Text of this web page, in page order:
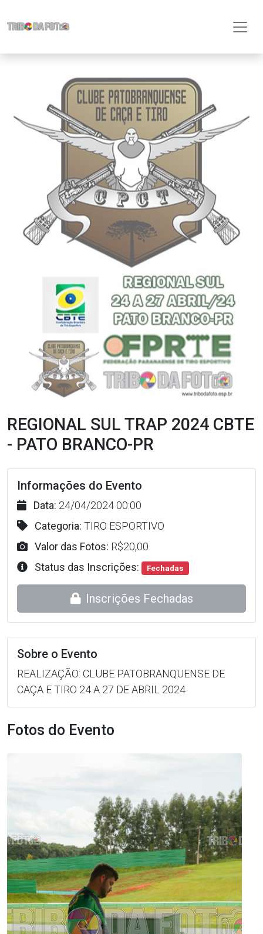
REGIONAL SUL TRAP 2024 CBTE
- PATO BRANCO-PR
Informações do Evento
Data: 24/04/2024 00:00
Categoria: TIRO ESPORTIVO
Valor das Fotos: R$20,00
Status das Inscrições:
Fechadas
Inscrições Fechadas
Sobre o Evento
REALIZAÇÃO: CLUBE PATOBRANQUENSE DE
CAÇA E TIRO 24 A 27 DE ABRIL 2024
Fotos do Evento